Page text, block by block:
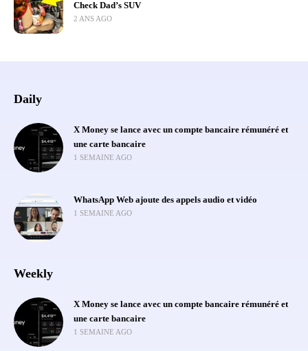
Check Dad’s SUV
2 ANS AGO
Daily
X Money se lance avec un compte bancaire rémunéré et
une carte bancaire
1 SEMAINE AGO
WhatsApp Web ajoute des appels audio et vidéo
1 SEMAINE AGO
Weekly
X Money se lance avec un compte bancaire rémunéré et
une carte bancaire
1 SEMAINE AGO